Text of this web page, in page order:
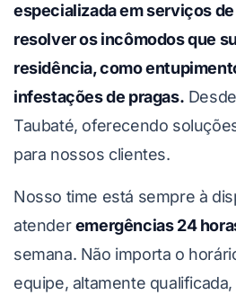
especializada em serviços
resolver os incômodos que
residência, como
infestações de pragas.
Taubaté, oferecendo
para nossos clientes.
Nosso time está sempre à
atenderemergências 24
semana. Não importa o
equipe, altamente